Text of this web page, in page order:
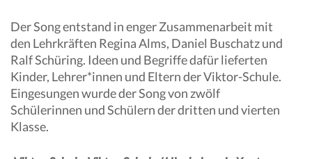
Der Song entstand in enger Zusammenarbeit mit
den Lehrkräften Regina Alms, Daniel Buschatz und
Ralf Schüring. Ideen und Begriffe dafür lieferten
Kinder, Lehrer*innen und Eltern der Viktor-Schule.
Eingesungen wurde der Song von zwölf
Schülerinnen und Schülern der dritten und vierten
Klasse.